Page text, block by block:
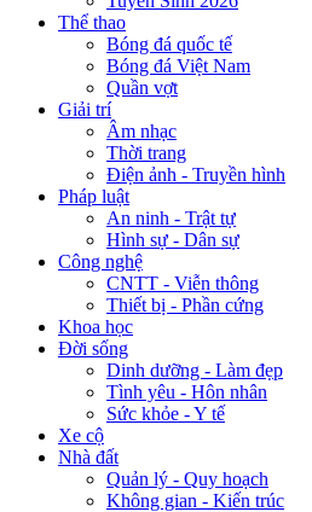
Thể thao
Bóng đá quốc tế
Bóng đá Việt Nam
Quần vợt
Giải trí
Âm nhạc
Thời trang
Điện ảnh - Truyền hình
Pháp luật
An ninh - Trật tự
Hình sự - Dân sự
Công nghệ
CNTT - Viễn thông
Thiết bị - Phần cứng
Khoa học
Đời sống
Dinh dưỡng - Làm đẹp
Tình yêu - Hôn nhân
Sức khỏe - Y tế
Xe cộ
Nhà đất
Quản lý - Quy hoạch
Không gian - Kiến trúc